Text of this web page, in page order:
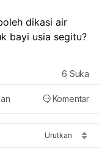
dikasi air
bayi usia segitu?
Komentar
6 Suka
Urutkan